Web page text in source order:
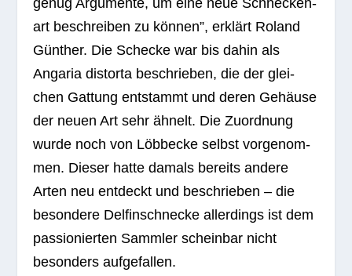
genug Argu­mente, um eine neue Schne­cken­
art beschrei­ben zu kön­nen”, erklärt Roland
Gün­ther. Die Sche­cke war bis dahin als
Anga­ria dis­torta beschrie­ben, die der glei­
chen Gat­tung ent­stammt und deren Gehäuse
der neuen Art sehr ähnelt. Die Zuord­nung
wurde noch von Löbb­ecke selbst vor­ge­nom­
men. Die­ser hatte damals bereits andere
Arten neu ent­deckt und beschrie­ben – die
beson­dere Del­fin­schne­cke aller­dings ist dem
pas­sio­nier­ten Samm­ler schein­bar nicht
beson­ders aufgefallen.